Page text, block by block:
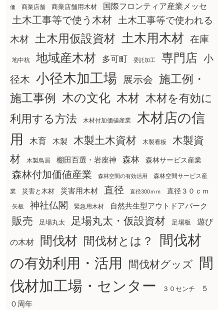
価 商業店舗 商業店舗用木材 国際フロンティア産業メッセ
土木工事等で使う木材
土木工事等で使われる
木材
土木用仮設資材 土木用木材 在庫
地中杭 地域産木材 多可町 委託加工 専門店 小
径木 小径木加工場 展示会 施工例・
施工事例
木の文化 木材 木材を有効に
利用する方法
木材付加価値産業
木材店の信
用
木育 木製 木製土木資材 木製看板
木製資
材
木製鳥居 棚田百選・岩座神 森林 森林サービス産業
森林付加価値産業 森林空間の有効活用 森林空間サービス産
業 災害と木材 災害用木材 直径 直径300ｍｍ 直径３０ｃｍ
矢板 神社仏閣 緊急用木材 自然共生型アウトドアパーク
販売 足場丸太 足場丸太・仮設資材 足場板 遊び
の木材 間伐材 間伐材とは？
間伐材
の有効利用・活用
間伐材グッズ
間
伐材加工場・センター
３０センチ
５
０周年